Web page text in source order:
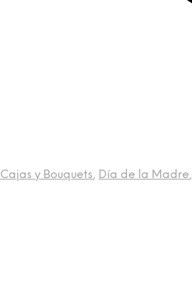
Cajas y Bouquets, Día de la Madre,